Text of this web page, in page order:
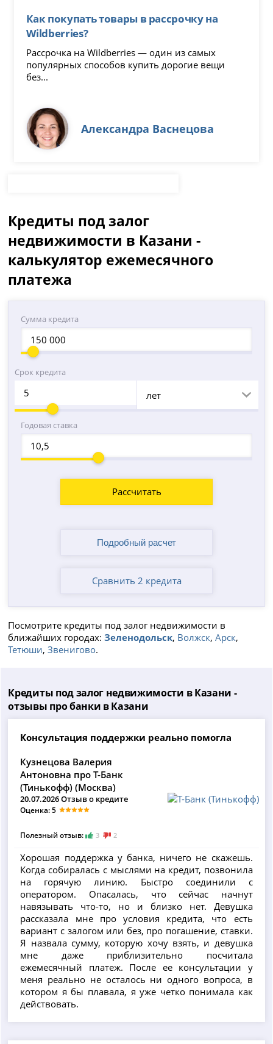
Как покупать товары в рассрочку на
Wildberries?
Рассрочка на Wildberries — один из самых
популярных способов купить дорогие вещи
без...
Александра Васнецова
Кредиты под залог
недвижимости в Казани -
калькулятор ежемесячного
платежа
Сумма кредита
Срок кредита
лет
Годовая ставка
Рассчитать
Сравнить 2 кредита
Посмотрите кредиты под залог недвижимости в
ближайших городах:Зеленодольск, Волжск,Арск,
Тетюши,Звенигово.
Кредиты под залог недвижимости в Казани -
отзывы про банки в Казани
Консультация поддержки реально помогла
Кузнецова Валерия
Антоновна про Т-Банк
(Тинькофф) (Москва)
20.07.2026 Отзыв о кредите
Оценка: 5
Полезный отзыв: 3 2
Хорошая поддержка у банка, ничего не скажешь.
Когда собиралась с мыслями на кредит, позвонила
на горячую линию. Быстро соединили с
оператором. Опасалась, что сейчас начнут
навязывать что-то, но и близко нет. Девушка
рассказала мне про условия кредита, что есть
вариант с залогом или без, про погашение, ставки.
Я назвала сумму, которую хочу взять, и девушка
мне даже приблизительно посчитала
ежемесячный платеж. После ее консультации у
меня реально не осталось ни одного вопроса, в
котором я бы плавала, я уже четко понимала как
действовать.